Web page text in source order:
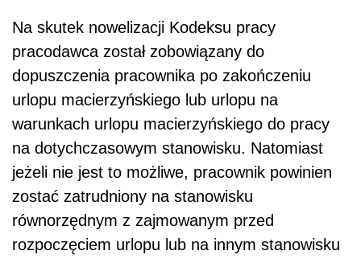
Na skutek nowelizacji Kodeksu pracy
pracodawca został zobowiązany do
dopuszczenia pracownika po zakończeniu
urlopu macierzyńskiego lub urlopu na
warunkach urlopu macierzyńskiego do pracy
na dotychczasowym stanowisku. Natomiast
jeżeli nie jest to możliwe, pracownik powinien
zostać zatrudniony na stanowisku
równorzędnym z zajmowanym przed
rozpoczęciem urlopu lub na innym stanowisku